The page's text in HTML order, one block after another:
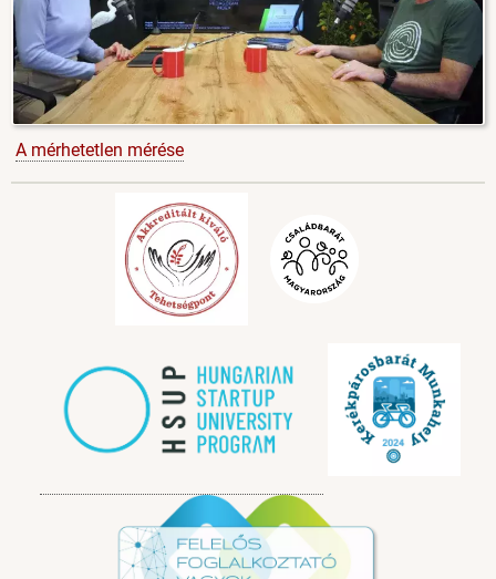
A mérhetetlen mérése
Image
Image